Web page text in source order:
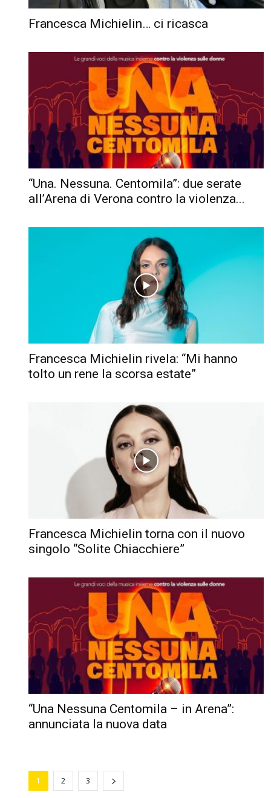
Francesca Michielin… ci ricasca
“Una. Nessuna. Centomila”: due serate
all’Arena di Verona contro la violenza...
Francesca Michielin rivela: “Mi hanno
tolto un rene la scorsa estate”
Francesca Michielin torna con il nuovo
singolo “Solite Chiacchiere”
“Una Nessuna Centomila – in Arena”:
annunciata la nuova data
1 2 3